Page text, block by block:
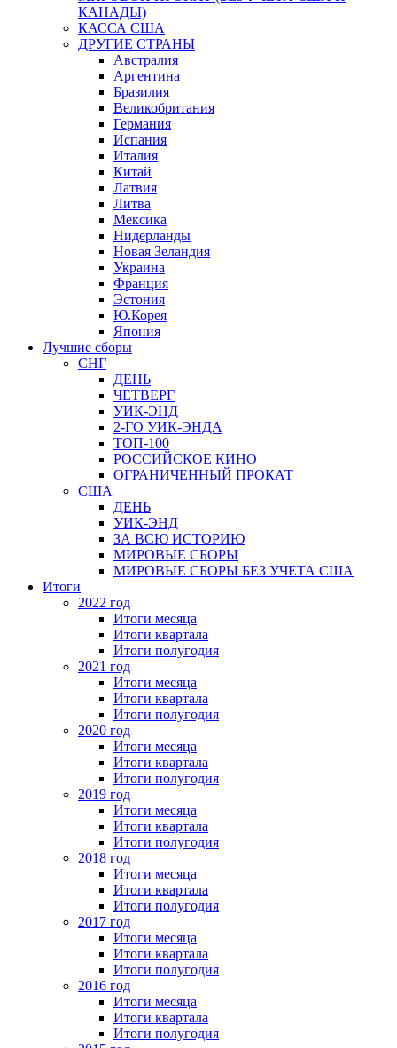
КАНАДЫ)
КАССА США
ДРУГИЕ СТРАНЫ
Австралия
Аргентина
Бразилия
Великобритания
Германия
Испания
Италия
Китай
Латвия
Литва
Мексика
Нидерланды
Новая Зеландия
Украина
Франция
Эстония
Ю.Корея
Япония
Лучшие сборы
СНГ
ДЕНЬ
ЧЕТВЕРГ
УИК-ЭНД
2-ГО УИК-ЭНДА
ТОП-100
РОССИЙСКОЕ КИНО
ОГРАНИЧЕННЫЙ ПРОКАТ
США
ДЕНЬ
УИК-ЭНД
ЗА ВСЮ ИСТОРИЮ
МИРОВЫЕ СБОРЫ
МИРОВЫЕ СБОРЫ БЕЗ УЧЕТА США
Итоги
2022 год
Итоги месяца
Итоги квартала
Итоги полугодия
2021 год
Итоги месяца
Итоги квартала
Итоги полугодия
2020 год
Итоги месяца
Итоги квартала
Итоги полугодия
2019 год
Итоги месяца
Итоги квартала
Итоги полугодия
2018 год
Итоги месяца
Итоги квартала
Итоги полугодия
2017 год
Итоги месяца
Итоги квартала
Итоги полугодия
2016 год
Итоги месяца
Итоги квартала
Итоги полугодия